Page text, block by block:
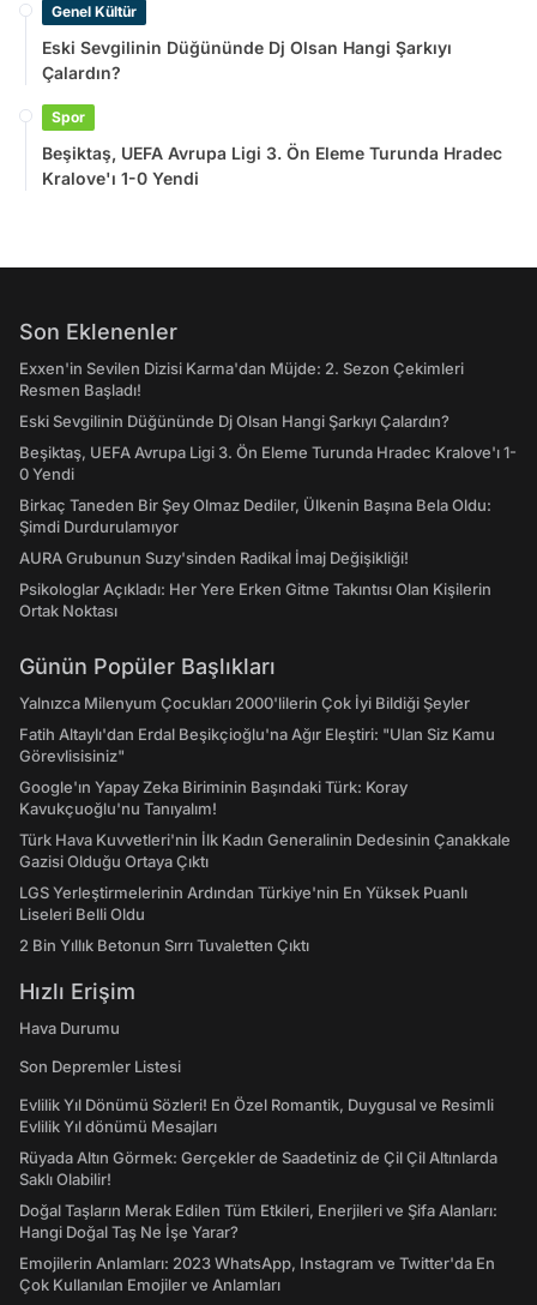
Genel Kültür
Eski Sevgilinin Düğününde Dj Olsan Hangi Şarkıyı
Çalardın?
Spor
Beşiktaş, UEFA Avrupa Ligi 3. Ön Eleme Turunda Hradec
Kralove'ı 1-0 Yendi
Son Eklenenler
Exxen'in Sevilen Dizisi Karma'dan Müjde: 2. Sezon Çekimleri
Resmen Başladı!
Eski Sevgilinin Düğününde Dj Olsan Hangi Şarkıyı Çalardın?
Beşiktaş, UEFA Avrupa Ligi 3. Ön Eleme Turunda Hradec Kralove'ı 1-
0 Yendi
Birkaç Taneden Bir Şey Olmaz Dediler, Ülkenin Başına Bela Oldu:
Şimdi Durdurulamıyor
AURA Grubunun Suzy'sinden Radikal İmaj Değişikliği!
Psikologlar Açıkladı: Her Yere Erken Gitme Takıntısı Olan Kişilerin
Ortak Noktası
Günün Popüler Başlıkları
Yalnızca Milenyum Çocukları 2000'lilerin Çok İyi Bildiği Şeyler
Fatih Altaylı'dan Erdal Beşikçioğlu'na Ağır Eleştiri: "Ulan Siz Kamu
Görevlisisiniz"
Google'ın Yapay Zeka Biriminin Başındaki Türk: Koray
Kavukçuoğlu'nu Tanıyalım!
Türk Hava Kuvvetleri'nin İlk Kadın Generalinin Dedesinin Çanakkale
Gazisi Olduğu Ortaya Çıktı
LGS Yerleştirmelerinin Ardından Türkiye'nin En Yüksek Puanlı
Liseleri Belli Oldu
2 Bin Yıllık Betonun Sırrı Tuvaletten Çıktı
Hızlı Erişim
Hava Durumu
Son Depremler Listesi
Evlilik Yıl Dönümü Sözleri! En Özel Romantik, Duygusal ve Resimli
Evlilik Yıl dönümü Mesajları
Rüyada Altın Görmek: Gerçekler de Saadetiniz de Çil Çil Altınlarda
Saklı Olabilir!
Doğal Taşların Merak Edilen Tüm Etkileri, Enerjileri ve Şifa Alanları:
Hangi Doğal Taş Ne İşe Yarar?
Emojilerin Anlamları: 2023 WhatsApp, Instagram ve Twitter'da En
Çok Kullanılan Emojiler ve Anlamları